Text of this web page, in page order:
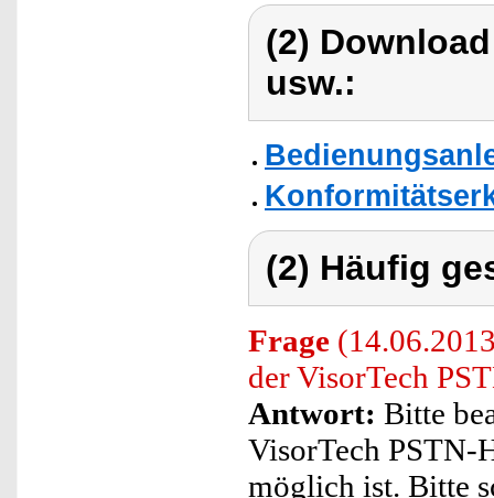
(2)
usw.:
(2) Häufig
Frage
der VisorTech
Antwort: Bitte
VisorTech PSTN-
möglich ist. Bitte